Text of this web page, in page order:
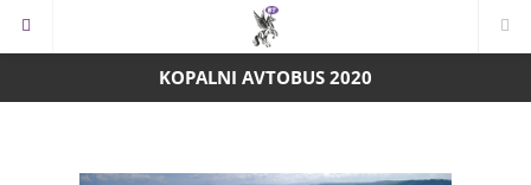
KOPALNI AVTOBUS 2020